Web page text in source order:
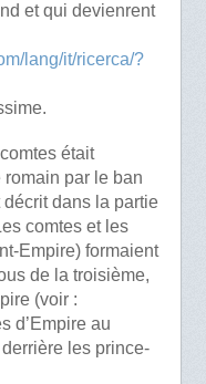
et qui devienrent
lang/it/ricerca/?
était
par le ban
dans la partie
comtes et les
Empire) formaient
de la troisième,
(voir :
d’Empire au
les prince-